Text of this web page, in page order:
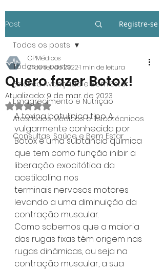
Post Registre-se
Todos os posts
Estética Avançada e Bem Estar
Emagrecimento e Nutrição
Atestados Médicos e Psicotécnicos
Consultas, Saúde e Bem Estar
Todos os posts
Quero fazer Botox!
GPMédicos
21 de set. de 20221 min de leitura
Atualizado: 9 de mar. de 2023
Avaliado com NaN de 5 estrelas.
A toxina botulinica tipo A
vulgarmente conhecida por
Botox é uma subtância quimica
que tem como função inibir a
liberação exocitótica da
acetilcolina nos
terminais nervosos motores
levando a uma diminuição da
contração muscular.
Como sabemos que a maioria
das rugas fixas têm origem nas
rugas dinâmicas, ou seja na
contração muscular, a sua